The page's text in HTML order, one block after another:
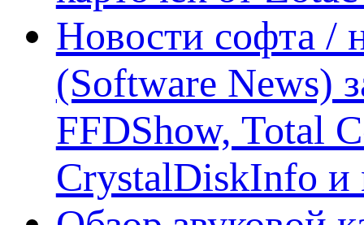
Новости софта /
(Software News)
FFDShow, Total
CrystalDiskInfo и